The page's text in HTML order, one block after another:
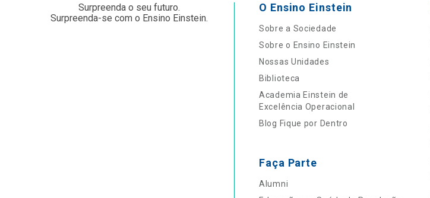
Surpreenda o seu futuro.
Surpreenda-se com o Ensino Einstein.
O Ensino Einstein
Sobre a Sociedade
Sobre o Ensino Einstein
Nossas Unidades
Biblioteca
Academia Einstein de
Excelência Operacional
Blog Fique por Dentro
Faça Parte
Alumni